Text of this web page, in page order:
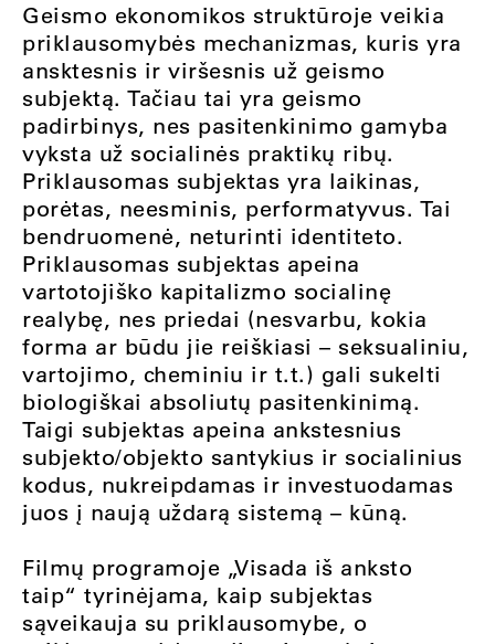
Geismo ekonomikos struktūroje veikia
priklausomybės mechanizmas, kuris yra
ansktesnis ir viršesnis už geismo
subjektą. Tačiau tai yra geismo
padirbinys, nes pasitenkinimo gamyba
vyksta už socialinės praktikų ribų.
Priklausomas subjektas yra laikinas,
porėtas, neesminis, performatyvus. Tai
bendruomenė, neturinti identiteto.
Priklausomas subjektas apeina
vartotojiško kapitalizmo socialinę
realybę, nes priedai (nesvarbu, kokia
forma ar būdu jie reiškiasi – seksualiniu,
vartojimo, cheminiu ir t.t.) gali sukelti
biologiškai absoliutų pasitenkinimą.
Taigi subjektas apeina ankstesnius
subjekto/objekto santykius ir socialinius
kodus, nukreipdamas ir investuodamas
juos į naują uždarą sistemą – kūną.
Filmų programoje „Visada iš anksto
taip“ tyrinėjama, kaip subjektas
sąveikauja su priklausomybe, o